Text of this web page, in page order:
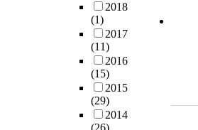
2018
(1)
2017
(11)
2016
(15)
2015
(29)
2014